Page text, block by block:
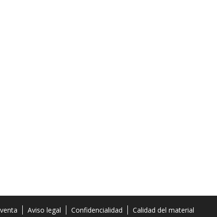
Aviso legal Confidencialidad Calidad del material